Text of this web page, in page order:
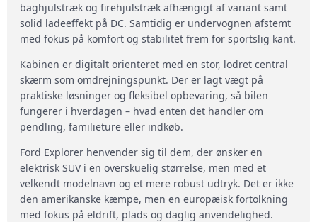
baghjulstræk og firehjulstræk afhængigt af variant samt
solid ladeeffekt på DC. Samtidig er undervognen afstemt
med fokus på komfort og stabilitet frem for sportslig kant.
Kabinen er digitalt orienteret med en stor, lodret central
skærm som omdrejningspunkt. Der er lagt vægt på
praktiske løsninger og fleksibel opbevaring, så bilen
fungerer i hverdagen – hvad enten det handler om
pendling, familieture eller indkøb.
Ford Explorer henvender sig til dem, der ønsker en
elektrisk SUV i en overskuelig størrelse, men med et
velkendt modelnavn og et mere robust udtryk. Det er ikke
den amerikanske kæmpe, men en europæisk fortolkning
med fokus på eldrift, plads og daglig anvendelighed.